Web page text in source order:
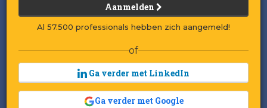
Aanmelden
Al 57.500 professionals hebben zich aangemeld!
of
Ga verder met LinkedIn
Ga verder met Google